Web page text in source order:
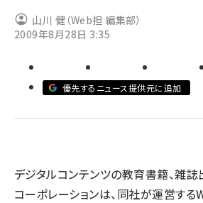
note (2317)
z世代 (1623)
山川 健（Web担 編集部）
2009年8月28日 3:35
優先するニュース提供元に追加
デジタルコンテンツの教育書籍、雑
コーポレーションは、同社が運営す